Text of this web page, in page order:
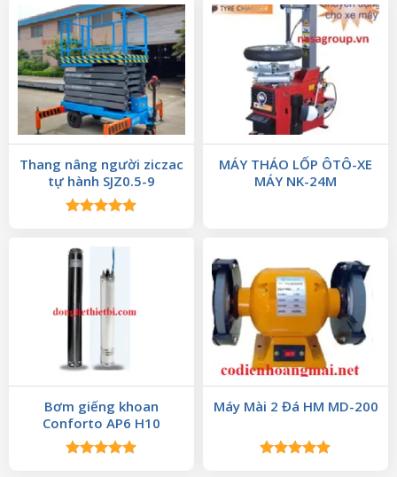
5 sao
5 sao
Thang nâng người ziczac
tự hành SJZ0.5-9
5 sao
MÁY THÁO LỐP ÔTÔ-XE
MÁY NK-24M
Bơm giếng khoan
Conforto AP6 H10
Máy Mài 2 Đá HM MD-200